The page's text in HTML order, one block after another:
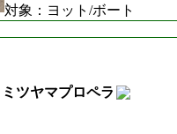
対象：ヨット/ボート
ミツヤマプロペラ